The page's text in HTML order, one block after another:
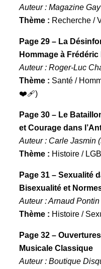
Auteur : Magazine
Thème : Recherche /
Page 29 – La
Hommage à
Auteur : Roger-Luc
Thème : Santé /
❤️‍🩹)
Page 30 – Le
et Courage dans
Auteur : Carle Jasmin
Thème : Histoire /
Page 31 – Sexualité
Bisexualité et
Auteur : Arnaud Pontin
Thème : Histoire /
Page 32 –
Musicale Classique
Auteur : Boutique